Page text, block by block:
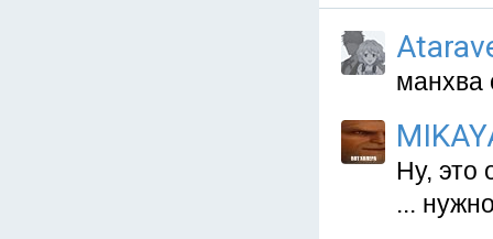
манхва
Ну, это
...